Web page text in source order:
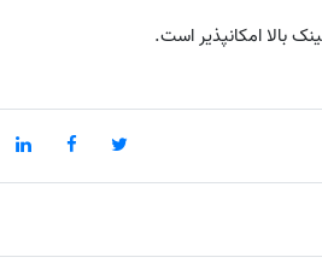
بالا امکانپذیر است.